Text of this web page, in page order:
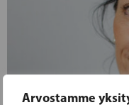
Arvostamme